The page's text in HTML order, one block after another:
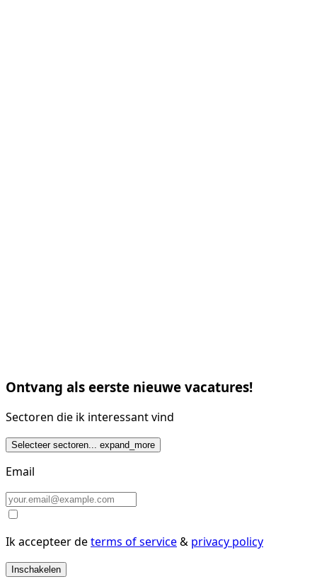
Ontvang als eerste nieuwe vacatures!
Sectoren die ik interessant vind
Selecteer sectoren... expand_more
Email
Ik accepteer determs of service& privacy policy
Inschakelen